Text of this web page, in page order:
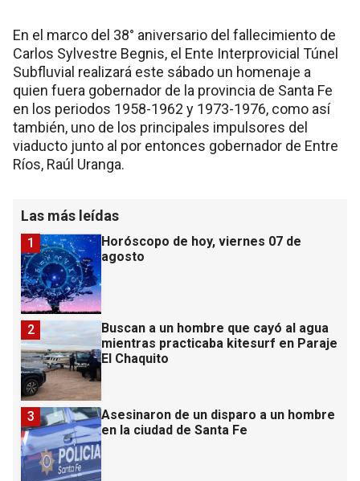
En el marco del 38° aniversario del fallecimiento de
Carlos Sylvestre Begnis, el Ente Interprovicial Túnel
Subfluvial realizará este sábado un homenaje a
quien fuera gobernador de la provincia de Santa Fe
en los periodos 1958-1962 y 1973-1976, como así
también, uno de los principales impulsores del
viaducto junto al por entonces gobernador de Entre
Ríos, Raúl Uranga.
Las más leídas
Horóscopo de hoy, viernes 07 de
agosto
1
Buscan a un hombre que cayó al agua
mientras practicaba kitesurf en Paraje
El Chaquito
2
Asesinaron de un disparo a un hombre
en la ciudad de Santa Fe
3